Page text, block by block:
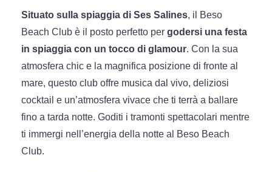
Situato sulla spiaggia di Ses Salines, il Beso
Beach Club è il posto perfetto per godersi una festa
in spiaggia con un tocco di glamour. Con la sua
atmosfera chic e la magnifica posizione di fronte al
mare, questo club offre musica dal vivo, deliziosi
cocktail e un’atmosfera vivace che ti terrà a ballare
fino a tarda notte. Goditi i tramonti spettacolari mentre
ti immergi nell’energia della notte al Beso Beach
Club.